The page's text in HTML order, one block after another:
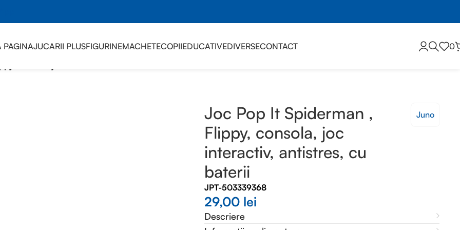
PAGINAJUCARII PLUSFIGURINEMACHETECOPIIEDUCATIVEDIVERSECONTACT
0
Joc Pop It Spiderman ,
Flippy, consola, joc
interactiv, antistres, cu
baterii
Juno
JPT-503339368
29,00 lei
Descriere